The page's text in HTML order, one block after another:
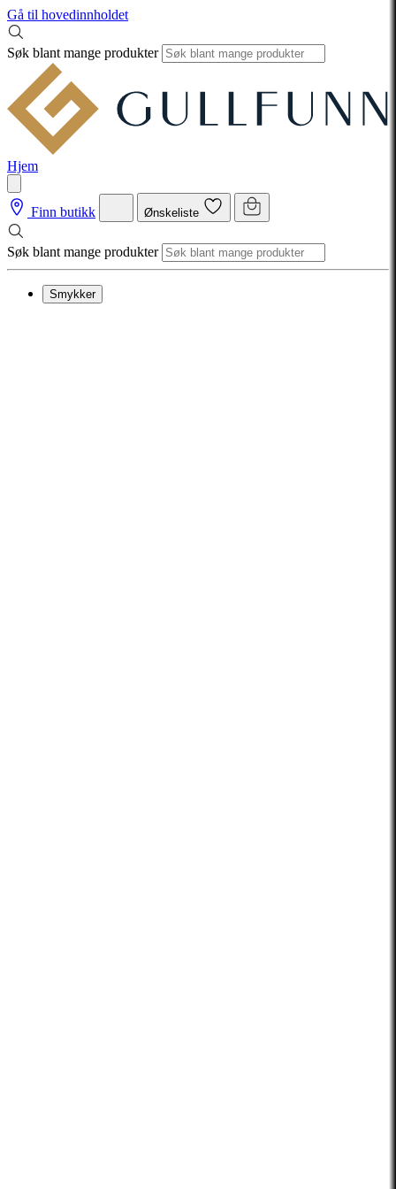
Gå til hovedinnholdet
Søk blant mange produkter
Hjem
Finn butikk Ønskeliste
Søk blant mange produkter
Smykker